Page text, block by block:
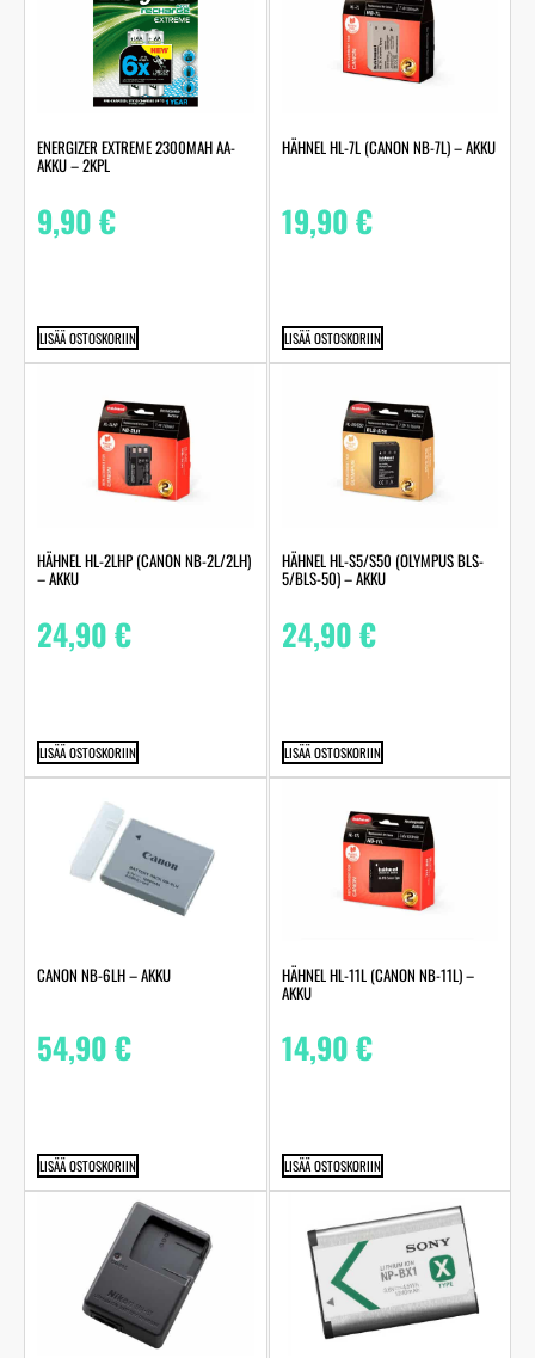
ENERGIZER EXTREME 2300MAH AA-
AKKU – 2KPL
9,90€
LISÄÄ OSTOSKORIIN
HÄHNEL HL-7L (CANON NB-7L) – AKKU
19,90€
LISÄÄ OSTOSKORIIN
HÄHNEL HL-2LHP (CANON NB-2L/2LH)
– AKKU
24,90€
LISÄÄ OSTOSKORIIN
HÄHNEL HL-S5/S50 (OLYMPUS BLS-
5/BLS-50) – AKKU
24,90€
LISÄÄ OSTOSKORIIN
CANON NB-6LH – AKKU
54,90€
LISÄÄ OSTOSKORIIN
HÄHNEL HL-11L (CANON NB-11L) –
AKKU
14,90€
LISÄÄ OSTOSKORIIN